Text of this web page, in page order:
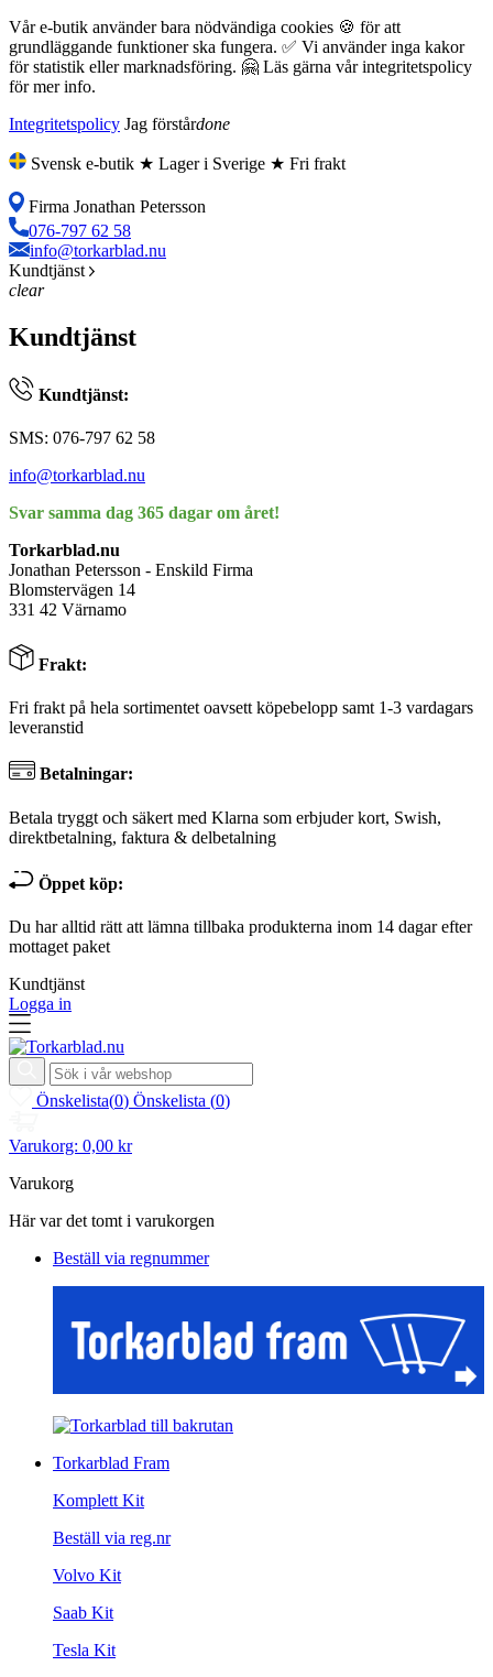
Vår e-butik använder bara nödvändiga cookies 🍪 för att
grundläggande funktioner ska fungera. ✅ Vi använder inga kakor
för statistik eller marknadsföring. 🤗 Läs gärna vår integritetspolicy
för mer info.
Integritetspolicy Jag förstårdone
Svensk e-butik ★ Lager i Sverige ★ Fri frakt
Firma Jonathan Petersson
076-797 62 58
info@torkarblad.nu
Kundtjänst
clear
Kundtjänst
Kundtjänst:
SMS: 076-797 62 58
info@torkarblad.nu
Svar samma dag 365 dagar om året!
Torkarblad.nu
Jonathan Petersson - Enskild Firma
Blomstervägen 14
331 42 Värnamo
Frakt:
Fri frakt på hela sortimentet oavsett köpebelopp samt 1-3 vardagars
leveranstid
Betalningar:
Betala tryggt och säkert med Klarna som erbjuder kort, Swish,
direktbetalning, faktura & delbetalning
Öppet köp:
Du har alltid rätt att lämna tillbaka produkterna inom 14 dagar efter
mottaget paket
Kundtjänst
Logga in
Önskelista(0) Önskelista (0)
Varukorg: 0,00 kr
Varukorg
Här var det tomt i varukorgen
Beställ via regnummer
Torkarblad Fram
Komplett Kit
Beställ via reg.nr
Volvo Kit
Saab Kit
Tesla Kit